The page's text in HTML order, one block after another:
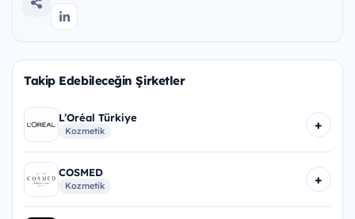
Takip Edebileceğin Şirketler
L’Oréal Türkiye
Kozmetik +
COSMED
Kozmetik +